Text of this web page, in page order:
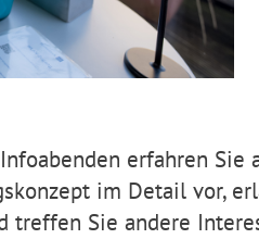
erfahren
im Detail vor,
treffen Sie andere